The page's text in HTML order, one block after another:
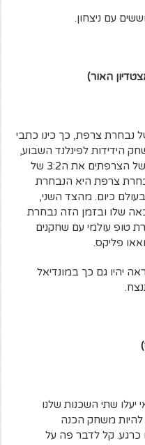
עם ניצחון.
נבחרת צרפת, כך כינו כתבי
הידידות לפינלנד השבוע,
הפסד שהדיח מהפסגה של השפל של הצרפתים את ה3:2 של
צרפת היא הנבחרת
כיום. מהצד השני,
שלו ובזמן הזה נבחרת
טופ עולמי עם שחקנים
פליקס.
יהיו גם כך במונדיאל
שתי השכנות שלנו
משחק הכנה
כרגע. קל לדבר פה על